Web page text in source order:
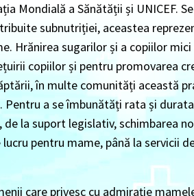
Mondială a Sănătății și UNICEF.
subnutriției, aceastea
Hrănirea sugarilor și a copiilor mici
copiilor și pentru promovarea
în multe comunități această
a se îmbunătăți rata și
la suport legislativ, schimbarea
pentru mame, până la servicii
care privesc cu admirație